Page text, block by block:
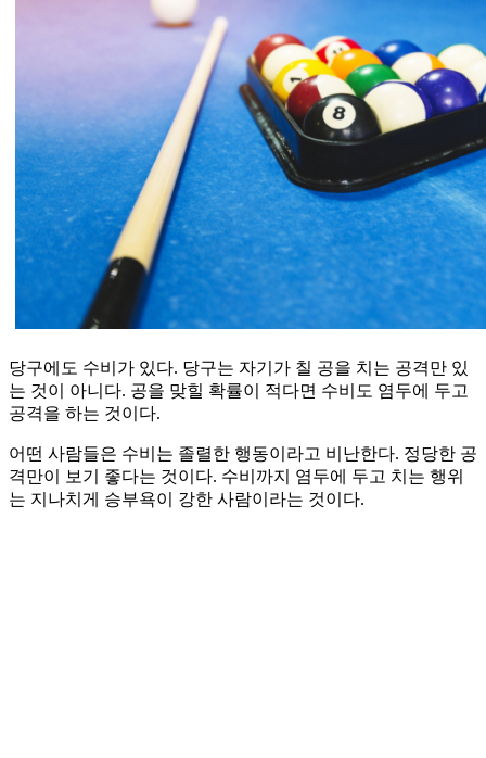
당구에도 수비가 있다. 당구는 자기가 칠 공을 치는 공격만 있
는 것이 아니다. 공을 맞힐 확률이 적다면 수비도 염두에 두고
공격을 하는 것이다.
어떤 사람들은 수비는 졸렬한 행동이라고 비난한다. 정당한 공
격만이 보기 좋다는 것이다. 수비까지 염두에 두고 치는 행위
는 지나치게 승부욕이 강한 사람이라는 것이다.